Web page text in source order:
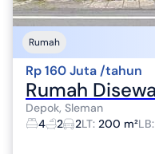
Rumah
Rp 160 Juta /tahun
Depok, Sleman
4
2 2LT: 200 m²LB: